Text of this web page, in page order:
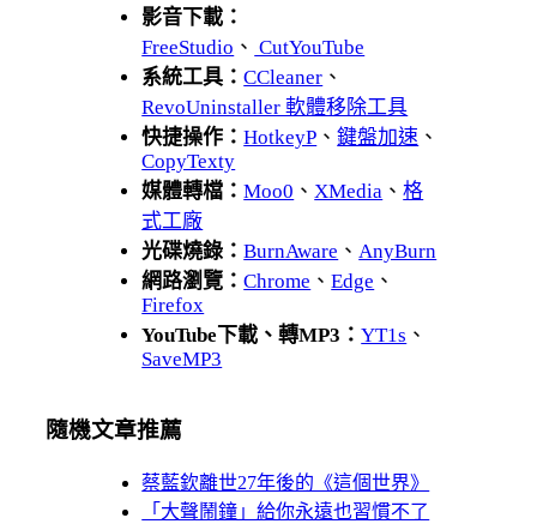
影音下載：
FreeStudio 、 CutYouTube
系統工具：CCleaner 、
RevoUninstaller 軟體移除工具
快捷操作：HotkeyP 、鍵盤加速 、
CopyTexty
媒體轉檔：Moo0 、 XMedia 、格
式工廠
光碟燒錄：BurnAware 、 AnyBurn
網路瀏覽：Chrome 、Edge 、
Firefox
YouTube下載、轉MP3：YT1s 、
SaveMP3
隨機文章推薦
蔡藍欽離世27年後的《這個世界》
「大聲鬧鐘」給你永遠也習慣不了